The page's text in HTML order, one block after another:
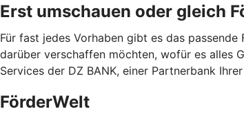
Erst umschauen oder gleich
Für fast jedes Vorhaben gibt es das
darüber verschaffen möchten, wofür es alles
Services der DZ BANK, einer Partnerbank Ihrer
FörderWelt